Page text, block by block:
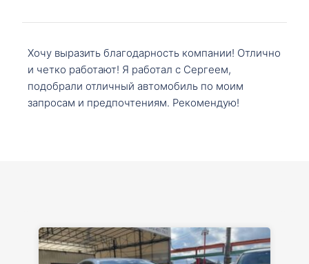
Хочу выразить благодарность компании! Отлично
и четко работают! Я работал с Сергеем,
подобрали отличный автомобиль по моим
запросам и предпочтениям. Рекомендую!